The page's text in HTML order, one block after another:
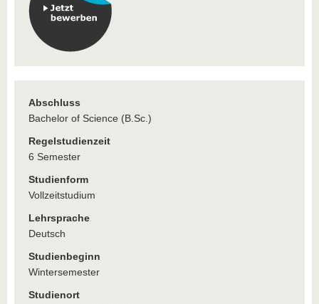
Abschluss
Bachelor of Science (B.Sc.)
Regelstudienzeit
6 Semester
Studienform
Vollzeitstudium
Lehrsprache
Deutsch
Studienbeginn
Wintersemester
Studienort